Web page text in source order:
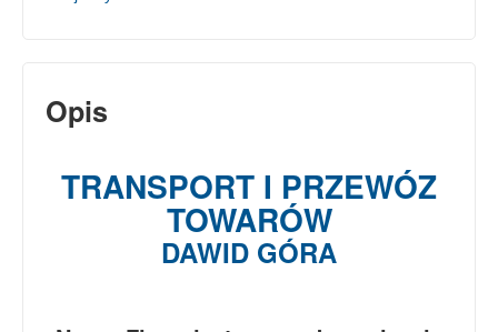
Opis
TRANSPORT I PRZEWÓZ
TOWARÓW
DAWID GÓRA